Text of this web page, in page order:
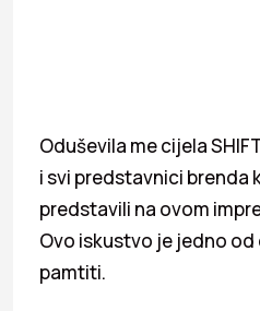
Oduševila me cijela
i svi predstavnici brenda
predstavili na ovom
Ovo iskustvo je jedno
pamtiti.